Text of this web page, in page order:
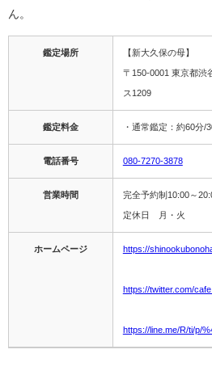
ん。
鑑定場所 【新大久保の母】
〒150-0001 東京都渋
ス1209
鑑定料金 ・通常鑑定：約60分/
電話番号 080-7270-3878
営業時間 完全予約制10:00～
定休日 月・火
ホームページ https://
https://twitter.com/
https://line.me/R/ti/p/